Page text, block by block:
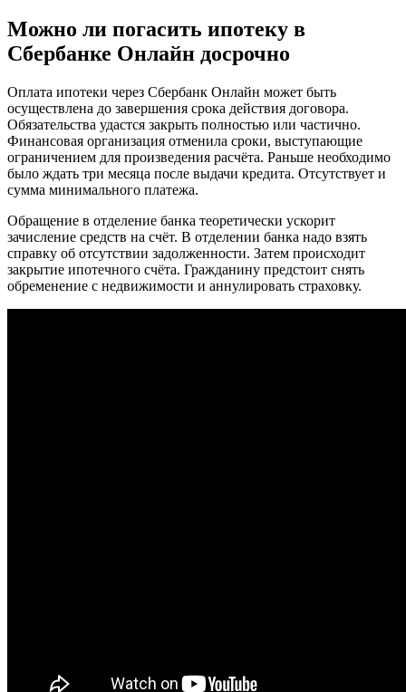
Можно ли погасить ипотеку в
Сбербанке Онлайн досрочно
Оплата ипотеки через Сбербанк Онлайн может быть
осуществлена до завершения срока действия договора.
Обязательства удастся закрыть полностью или частично.
Финансовая организация отменила сроки, выступающие
ограничением для произведения расчёта. Раньше необходимо
было ждать три месяца после выдачи кредита. Отсутствует и
сумма минимального платежа.
Обращение в отделение банка теоретически ускорит
зачисление средств на счёт. В отделении банка надо взять
справку об отсутствии задолженности. Затем происходит
закрытие ипотечного счёта. Гражданину предстоит снять
обременение с недвижимости и аннулировать страховку.